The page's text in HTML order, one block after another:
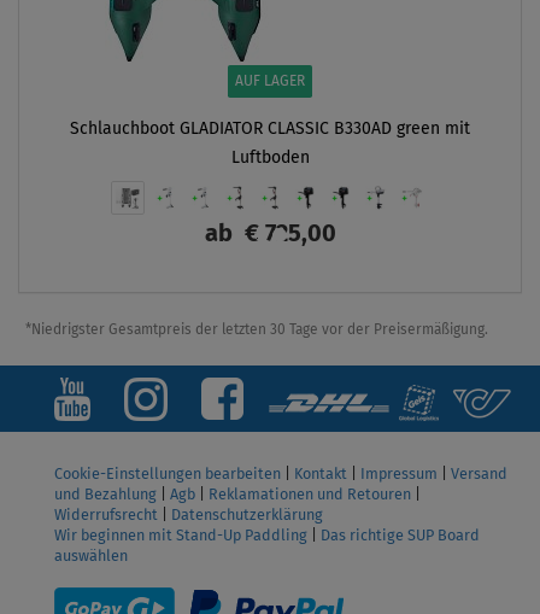
AUF LAGER
Schlauchboot GLADIATOR CLASSIC B330AD green mit
Luftboden
ab € 725,00
*Niedrigster Gesamtpreis der letzten 30 Tage vor der Preisermäßigung.
Cookie-Einstellungen bearbeiten Kontakt Impressum
Versand
und Bezahlung
Agb Reklamationen und Retouren
Widerrufsrecht
Datenschutzerklärung
Wir beginnen mit Stand-Up Paddling
Das richtige SUP Board
auswählen